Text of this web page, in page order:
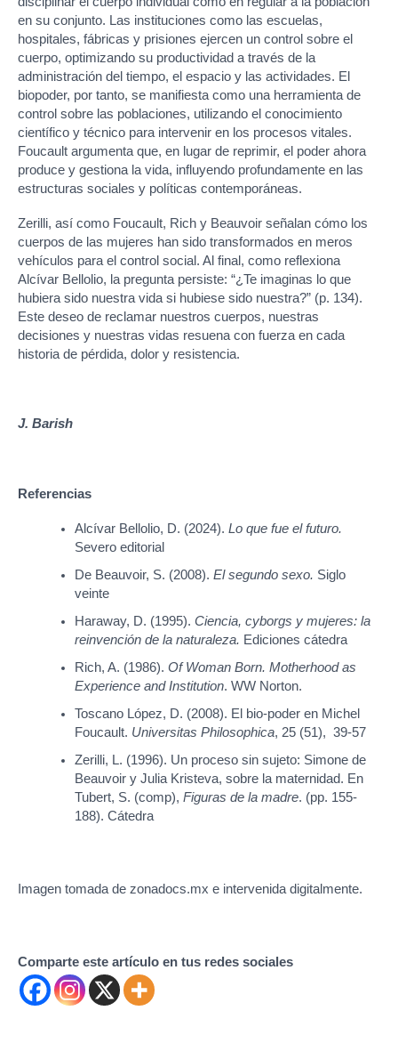
en su conjunto. Las instituciones como las escuelas,
hospitales, fábricas y prisiones ejercen un control sobre el
cuerpo, optimizando su productividad a través de la
administración del tiempo, el espacio y las actividades. El
biopoder, por tanto, se manifiesta como una herramienta de
control sobre las poblaciones, utilizando el conocimiento
científico y técnico para intervenir en los procesos vitales.
Foucault argumenta que, en lugar de reprimir, el poder ahora
produce y gestiona la vida, influyendo profundamente en las
estructuras sociales y políticas contemporáneas.
Zerilli, así como Foucault, Rich y Beauvoir señalan cómo los
cuerpos de las mujeres han sido transformados en meros
vehículos para el control social. Al final, como reflexiona
Alcívar Bellolio, la pregunta persiste: “¿Te imaginas lo que
hubiera sido nuestra vida si hubiese sido nuestra?” (p. 134).
Este deseo de reclamar nuestros cuerpos, nuestras
decisiones y nuestras vidas resuena con fuerza en cada
historia de pérdida, dolor y resistencia.
J. Barish
Referencias
Alcívar Bellolio, D. (2024). Lo que fue el futuro.
Severo editorial
De Beauvoir, S. (2008). El segundo sexo. Siglo
veinte
Haraway, D. (1995). Ciencia, cyborgs y mujeres: la
reinvención de la naturaleza. Ediciones cátedra
Rich, A. (1986). Of Woman Born. Motherhood as
Experience and Institution. WW Norton.
Toscano López, D. (2008). El bio-poder en Michel
Foucault. Universitas Philosophica, 25 (51), 39-57
Zerilli, L. (1996). Un proceso sin sujeto: Simone de
Beauvoir y Julia Kristeva, sobre la maternidad. En
Tubert, S. (comp), Figuras de la madre. (pp. 155-
188). Cátedra
Imagen tomada de zonadocs.mx e intervenida digitalmente.
Comparte este artículo en tus redes sociales